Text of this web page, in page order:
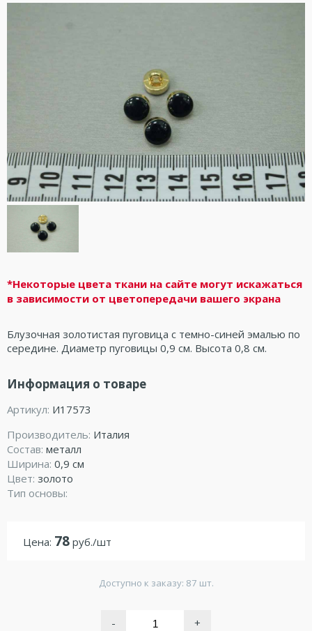
*Некоторые цвета ткани на сайте могут искажаться
в зависимости от цветопередачи вашего экрана
Блузочная золотистая пуговица с темно-синей эмалью по
середине. Диаметр пуговицы 0,9 см. Высота 0,8 см.
Информация о товаре
Артикул: И17573
Производитель: Италия
Состав: металл
Ширина: 0,9 см
Цвет: золото
Тип основы:
Цена: 78руб./шт
Доступно к заказу: 87 шт.
- +